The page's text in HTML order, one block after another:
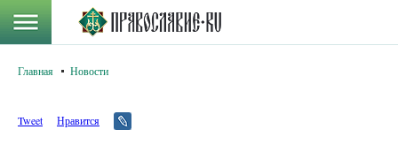
Главная Новости
Tweet Нравится